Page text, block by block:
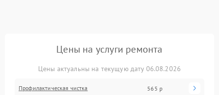
Цены на услуги ремонта
Цены актуальны на текущую дату 06.08.2026
Профилактическая чистка 565 р